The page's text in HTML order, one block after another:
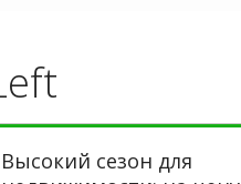
Высокий сезон для